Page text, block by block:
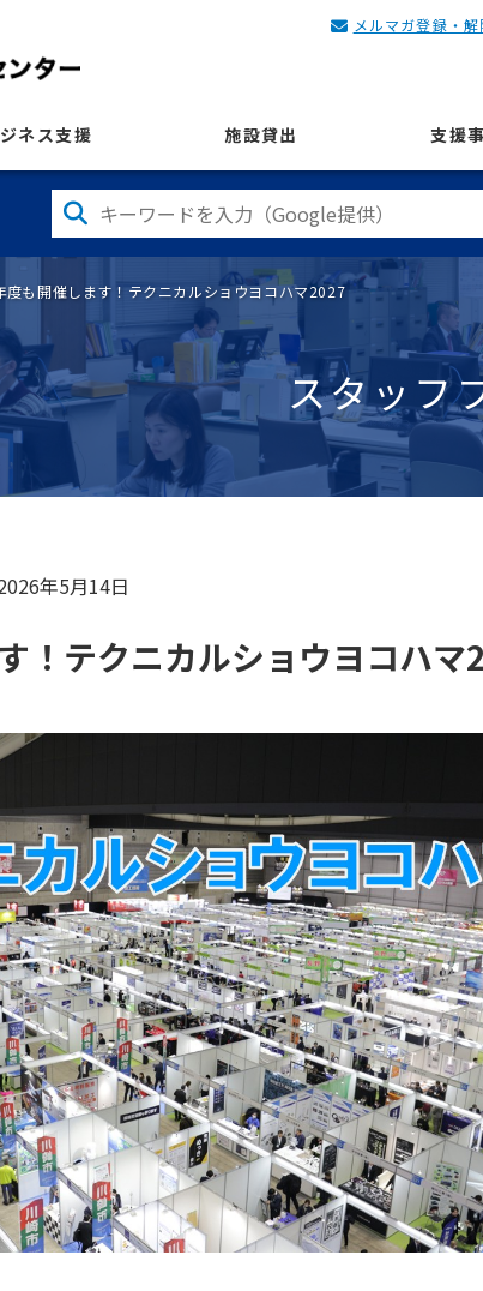
メルマガ登録・解
ネス支援 施設貸出 支援
度も開催します！テクニカルショウヨコハマ2027
スタッフ
年5月14日
！テクニカルショウヨコハマ